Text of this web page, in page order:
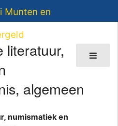
Munten en
literatuur,
algemeen
numismatiek en